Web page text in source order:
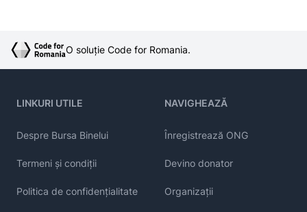
O soluție Code for Romania.
LINKURI UTILE
Despre Bursa Binelui
Termeni și condiții
Politica de confidențialitate
NAVIGHEAZĂ
Înregistrează ONG
Devino donator
Organizații